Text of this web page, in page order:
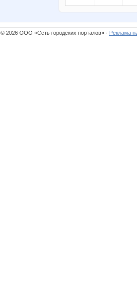
© 2026 ООО «Сеть городских порталов» · Реклама